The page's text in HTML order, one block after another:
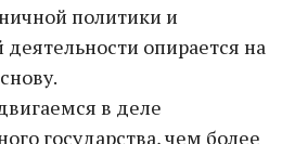
политики и
опирается на
в деле
государства, чем более